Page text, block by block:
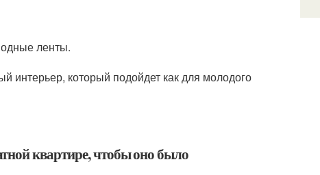
ленты.
интерьер, который подойдет как для молодого
квартире, чтобы оно было